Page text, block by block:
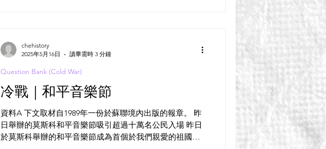
冷戰｜和平音樂節
資料A 下文取材自1989年一份於蘇聯境內出版的報章。 昨
日舉辦的莫斯科和平音樂節吸引超過十萬名公民入場 昨日
於莫斯科舉辦的和平音樂節成為首個於我們親愛的祖國裡
Question Bank (Cold War)
chehistory
2025年5月16日
讀畢需時 3 分鐘